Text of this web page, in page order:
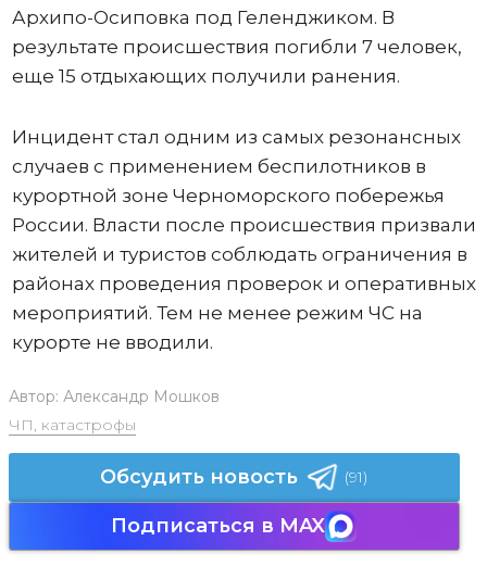
Архипо-Осиповка под Геленджиком. В
результате происшествия погибли 7 человек,
еще 15 отдыхающих получили ранения.
Инцидент стал одним из самых резонансных
случаев с применением беспилотников в
курортной зоне Черноморского побережья
России. Власти после происшествия призвали
жителей и туристов соблюдать ограничения в
районах проведения проверок и оперативных
мероприятий. Тем не менее режим ЧС на
курорте не вводили.
Автор: Александр Мошков
ЧП, катастрофы
Обсудить новость (91)
Подписаться в MAX